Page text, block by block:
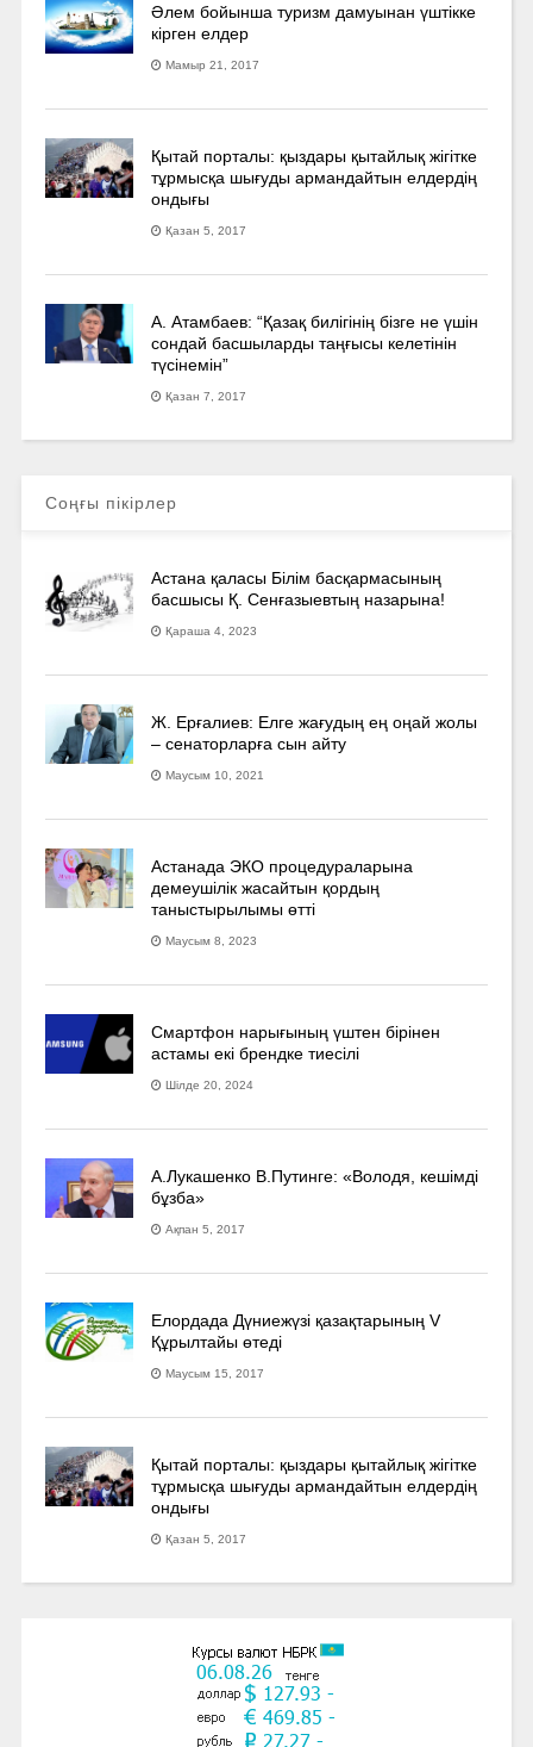
Әлем бойынша туризм дамуынан үштікке
кірген елдер
Мамыр 21, 2017
Қытай порталы: қыздары қытайлық жігітке
тұрмысқа шығуды армандайтын елдердің
ондығы
Қазан 5, 2017
А. Атамбаев: “Қазақ билігінің бізге не үшін
сондай басшыларды таңғысы келетінін
түсінемін”
Қазан 7, 2017
Соңғы пікірлер
Астана қаласы Білім басқармасының
басшысы Қ. Сенғазыевтың назарына!
Қараша 4, 2023
Ж. Ерғалиев: Елге жағудың ең оңай жолы
– сенаторларға сын айту
Маусым 10, 2021
Астанада ЭКО процедураларына
демеушілік жасайтын қордың
таныстырылымы өтті
Маусым 8, 2023
Смартфон нарығының үштен бірінен
астамы екі брендке тиесілі
Шілде 20, 2024
А.Лукашенко В.Путинге: «Володя, кешімді
бұзба»
Ақпан 5, 2017
Елордада Дүниежүзі қазақтарының V
Құрылтайы өтеді
Маусым 15, 2017
Қытай порталы: қыздары қытайлық жігітке
тұрмысқа шығуды армандайтын елдердің
ондығы
Қазан 5, 2017